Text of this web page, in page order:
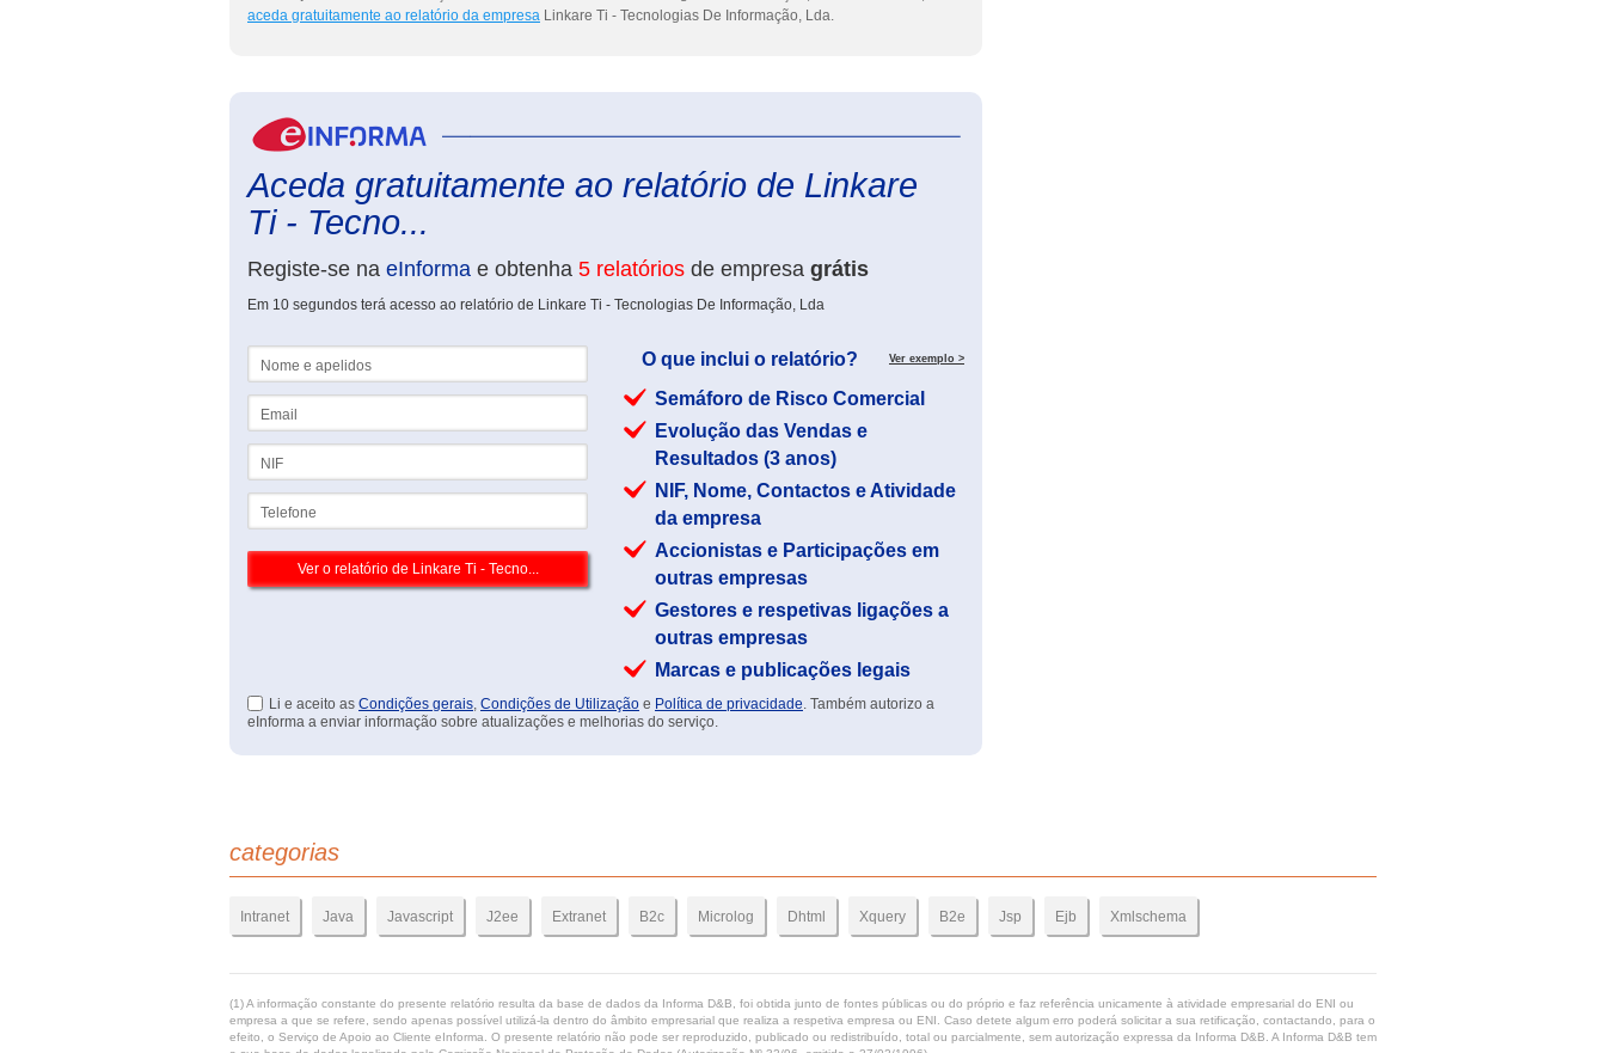
aceda gratuitamente ao relatório da empresa Linkare Ti - Tecnologias De Informação, Lda.
Aceda gratuitamente ao relatório de Linkare
Ti - Tecno...
Registe-se na eInforma e obtenha 5 relatórios de empresa grátis
Em 10 segundos terá acesso ao relatório de Linkare Ti - Tecnologias De Informação, Lda
O que inclui o relatório? Ver exemplo >
Semáforo de Risco Comercial
Evolução das Vendas e
Resultados (3 anos)
NIF, Nome, Contactos e Atividade
da empresa
Accionistas e Participações em
outras empresas
Gestores e respetivas ligações a
outras empresas
Marcas e publicações legais
Li e aceito as Condições gerais, Condições de Utilização e Política de privacidade. Também autorizo a
eInforma a enviar informação sobre atualizações e melhorias do serviço.
categorias
Intranet Java Javascript J2ee Extranet B2c Microlog Dhtml Xquery B2e Jsp Ejb Xmlschema
(1) A informação constante do presente relatório resulta da base de dados da Informa D&B, foi obtida junto de fontes públicas ou do próprio e faz referência unicamente à atividade empresarial do ENI ou
empresa a que se refere, sendo apenas possível utilizá-la dentro do âmbito empresarial que realiza a respetiva empresa ou ENI. Caso detete algum erro poderá solicitar a sua retificação, contactando, para o
efeito, o Serviço de Apoio ao Cliente eInforma. O presente relatório não pode ser reproduzido, publicado ou redistribuído, total ou parcialmente, sem autorização expressa da Informa D&B. A Informa D&B tem